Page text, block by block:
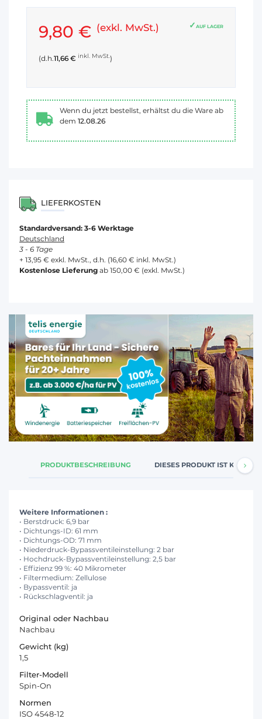
AUF LAGER
9,80 € (exkl. MwSt.)
(d.h.11,66 € inkl. MwSt.)
Wenn du jetzt bestellst, erhältst du die Ware ab
dem 12.08.26
LIEFERKOSTEN
Standardversand: 3-6 Werktage
Deutschland
3 - 6 Tage
+ 13,95 € exkl. MwSt., d.h. (16,60 € inkl. MwSt.)
Kostenlose Lieferung ab 150,00 € (exkl. MwSt.)
PRODUKTBESCHREIBUNG DIESES PRODUKT IST
Weitere Informationen :
• Berstdruck: 6,9 bar
• Dichtungs-ID: 61 mm
• Dichtungs-OD: 71 mm
• Niederdruck-Bypassventileinstellung: 2 bar
• Hochdruck-Bypassventileinstellung: 2,5 bar
• Effizienz 99 %: 40 Mikrometer
• Filtermedium: Zellulose
• Bypassventil: ja
• Rückschlagventil: ja
Original oder Nachbau
Nachbau
Gewicht (kg)
1,5
Filter-Modell
Spin-On
Normen
ISO 4548-12